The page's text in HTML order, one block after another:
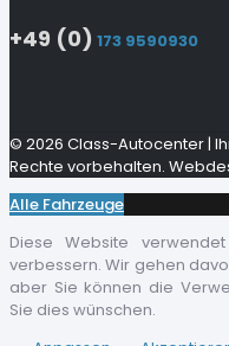
+49 (0) 173 9590930
© 2026 Class-Autocenter |
Rechte vorbehalten.
Alle Fahrzeuge
Diese Website
verbessern. Wir gehen
aber Sie können die
Sie dies wünschen.